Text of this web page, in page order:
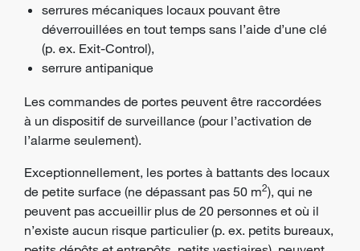
serrures mécaniques locaux pouvant être
déverrouillées en tout temps sans l’aide d’une clé
(p. ex. Exit-Control),
serrure antipanique
Les commandes de portes peuvent être raccordées
à un dispositif de surveillance (pour l’activation de
l’alarme seulement).
Exceptionnellement, les portes à battants des locaux
de petite surface (ne dépassant pas 50 m2), qui ne
peuvent pas accueillir plus de 20 personnes et où il
n’existe aucun risque particulier (p. ex. petits bureaux,